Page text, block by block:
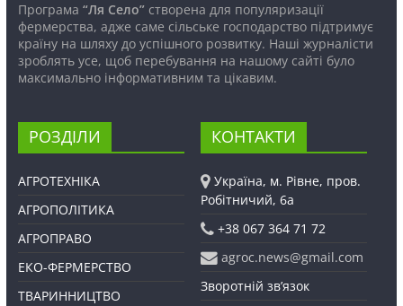
Програма “Ля Село”створена для популяризації
фермерства, адже саме сільське господарство підтримує
країну на шляху до успішного розвитку. Наші журналісти
зроблять усе, щоб перебування на нашому сайті було
максимально інформативним та цікавим.
РОЗДІЛИ
АГРОТЕХНІКА
АГРОПОЛІТИКА
АГРОПРАВО
ЕКО-ФЕРМЕРСТВО
ТВАРИННИЦТВО
КОНТАКТИ
Україна, м. Рівне, пров.
Робітничий, 6а
+38 067 364 71 72
agroc.news@gmail.com
Зворотній зв’язок